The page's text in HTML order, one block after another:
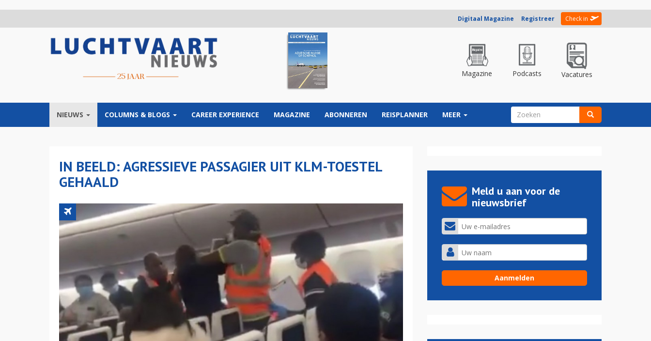
Digitaal Magazine Registreer Check in
Magazine Podcasts Vacatures
NIEUWS COLUMNS & BLOGS CAREER EXPERIENCE MAGAZINE ABONNEREN REISPLANNER MEER ZOEKVELD
IN BEELD: AGRESSIEVE PASSAGIER UIT KLM-TOESTEL
GEHAALD
Meld u aan voor de
nieuwsbrief